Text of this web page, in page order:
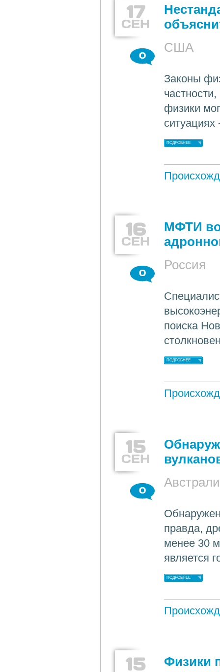
17
СЕН
США
0
Законы
физики
ситуациях
ПОДРОБНЕЕ
16
СЕН
МФТИ
Россия
0
поиска
ПОДРОБНЕЕ
15
СЕН
0
правда,
менее 30
является
ПОДРОБНЕЕ
15
Физики